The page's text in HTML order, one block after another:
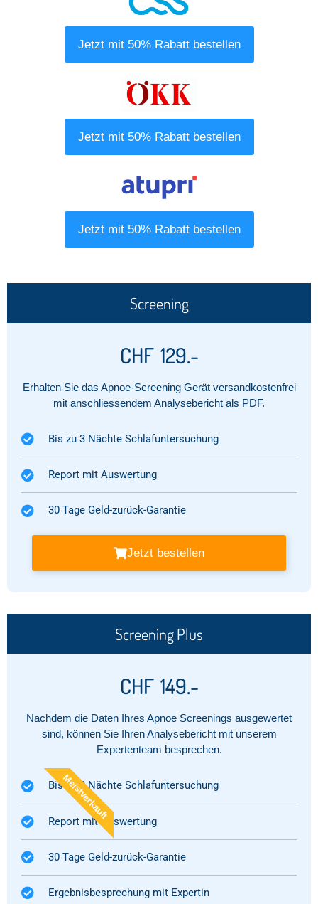
Jetzt mit 50% Rabatt bestellen
Jetzt mit 50% Rabatt bestellen
Jetzt mit 50% Rabatt bestellen
Screening
CHF 129.-
Erhalten Sie das Apnoe-Screening Gerät versandkostenfrei
mit anschliessendem Analysebericht als PDF.
Bis zu 3 Nächte Schlafuntersuchung
Report mit Auswertung​
30 Tage Geld-zurück-Garantie​
Jetzt bestellen
Screening Plus
CHF 149.-
Nachdem die Daten Ihres Apnoe Screenings ausgewertet
sind, können Sie Ihren Analysebericht mit unserem
Expertenteam besprechen.
Meistverkauft
Bis zu 3 Nächte Schlafuntersuchung
Report mit Auswertung​
30 Tage Geld-zurück-Garantie
Ergebnisbesprechung mit Expertin